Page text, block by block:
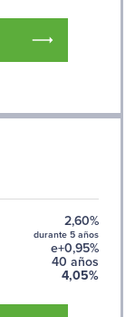
2,60%
durante 5 años
e+0,95%
40 años
4,05%